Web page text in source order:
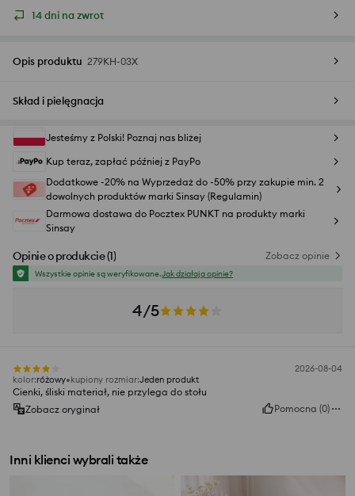
14 dni na zwrot
Opis produktu 279KH-03X
Skład i pielęgnacja
Jesteśmy z Polski! Poznaj nas bliżej
Kup teraz, zapłać później z PayPo
Dodatkowe -20% na Wyprzedaż do -50% przy zakupie min. 2
dowolnych produktów marki Sinsay (Regulamin)
Darmowa dostawa do Pocztex PUNKT na produkty marki
Sinsay
Opinie o produkcie(1) Zobacz opinie
Wszystkie opinie są weryfikowane.Jak działają opinie?
4/5
2026-08-04
kolor:różowy kupiony rozmiar:Jeden produkt
Cienki, śliski materiał, nie przylega do stołu
Zobacz oryginał
Pomocna (0)
Inni klienci wybrali także